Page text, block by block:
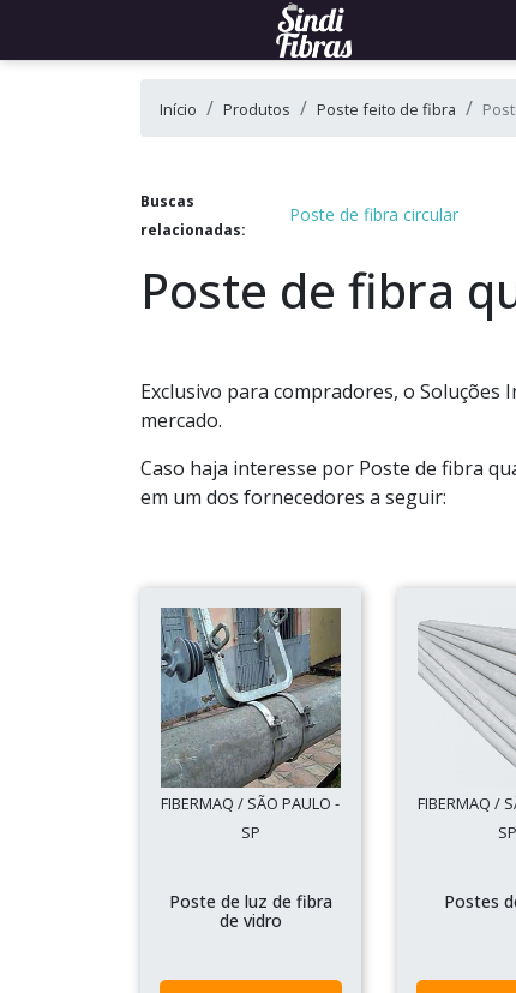
Início Produtos Poste feito de fibra
Buscas
relacionadas:
Poste de fibra circular
Poste de fibra
Exclusivo para compradores, o
mercado.
Caso haja interesse por Poste de fibra
em um dos fornecedores a seguir:
FIBERMAQ / SÃO PAULO -
SP
Poste de luz de fibra
de vidro
FIBERMAQ /
SP
Postes